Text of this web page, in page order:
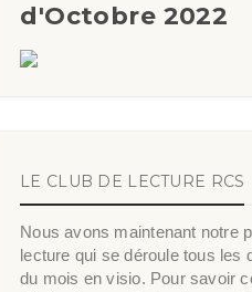
d'Octobre 2022
LE CLUB DE LECTURE RCS
Nous avons maintenant notre
lecture qui se déroule tous les
du mois en visio. Pour savoir